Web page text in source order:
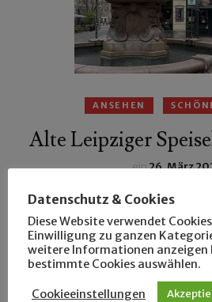
ANSEHEN
Alte Leipziger
ein26. März
Was hat Kaiser Napoleon in
und was haben die wandernden
gesungen?
Datenschutz & Cookies
Diese Website verwendet
Einwilligung zu ganzen
weitere Informationen anzeigen
bestimmte Cookies auswählen.
Cookieeinstellungen